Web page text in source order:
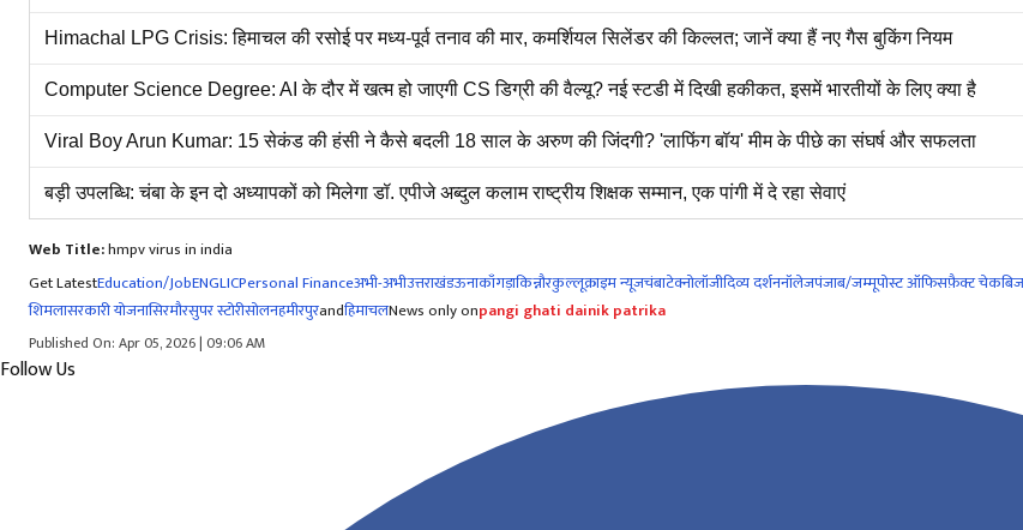
Himachal LPG Crisis: हिमाचल की रसोई पर मध्य-पूर्व तनाव की मार, कमर्शियल सिलेंडर की किल्लत; जानें क्या हैं नए गैस बुकिंग नियम
Computer Science Degree: AI के दौर में खत्म हो जाएगी CS डिग्री की वैल्यू? नई स्टडी में दिखी हकीकत, इसमें भारतीयों के लिए क्या है
Viral Boy Arun Kumar: 15 सेकंड की हंसी ने कैसे बदली 18 साल के अरुण की जिंदगी? 'लाफिंग बॉय' मीम के पीछे का संघर्ष और सफलता
बड़ी उपलब्धि: चंबा के इन दो अध्यापकों को मिलेगा डॉ. एपीजे अब्दुल कलाम राष्ट्रीय शिक्षक सम्मान, एक पांगी में दे रहा सेवाएं
Web Title:hmpv virus in india
Get LatestEducation/JobENGLICPersonal Financeअभी-अभीउत्तराखंडऊनाकाँगड़ाकिन्नौरकुल्लूक्राइम न्यूजचंबाटेक्नोलॉजीदिव्य दर्शननॉलेजपंजाब/जम्मूपोस्ट ऑफिसफ़ैक्ट चेक
शिमलासरकारी योजनासिरमौरसुपर स्टोरीसोलनहमीरपुरandहिमाचलNews only onpangi ghati dainik patrika
Published On: Apr 05, 2026 | 09:06 AM
Follow Us